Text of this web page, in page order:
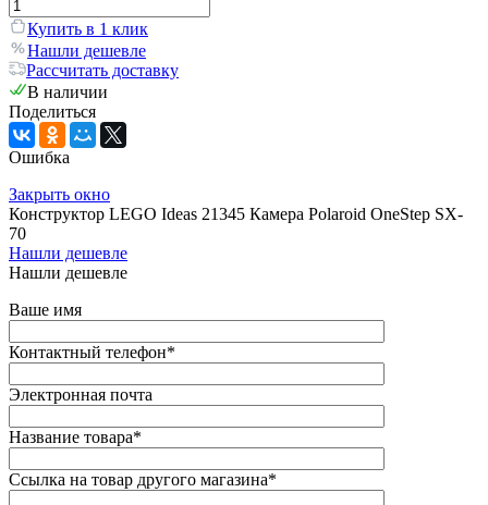
Купить в 1 клик
Нашли дешевле
Рассчитать доставку
В наличии
Поделиться
Ошибка
Закрыть окно
Конструктор LEGO Ideas 21345 Камера Polaroid OneStep SX-
70
Нашли дешевле
Нашли дешевле
Ваше имя
Контактный телефон*
Электронная почта
Название товара*
Ссылка на товар другого магазина*